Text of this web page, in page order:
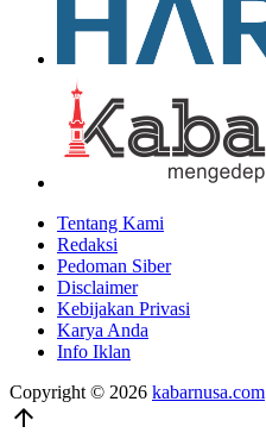
Tentang Kami
Redaksi
Pedoman Siber
Disclaimer
Kebijakan Privasi
Karya Anda
Info Iklan
Copyright © 2026 kabarnusa.com
arrow_upward